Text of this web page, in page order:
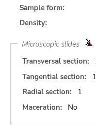
Sample form:
Density:
Microscopic slides
Transversal section:
Tangential section:
1
Radial section:
1
Maceration:
No